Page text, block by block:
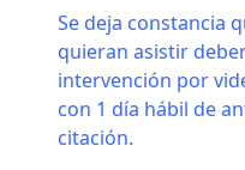
Se deja constancia
quieran asistir
intervención por
con 1 día hábil de
citación.